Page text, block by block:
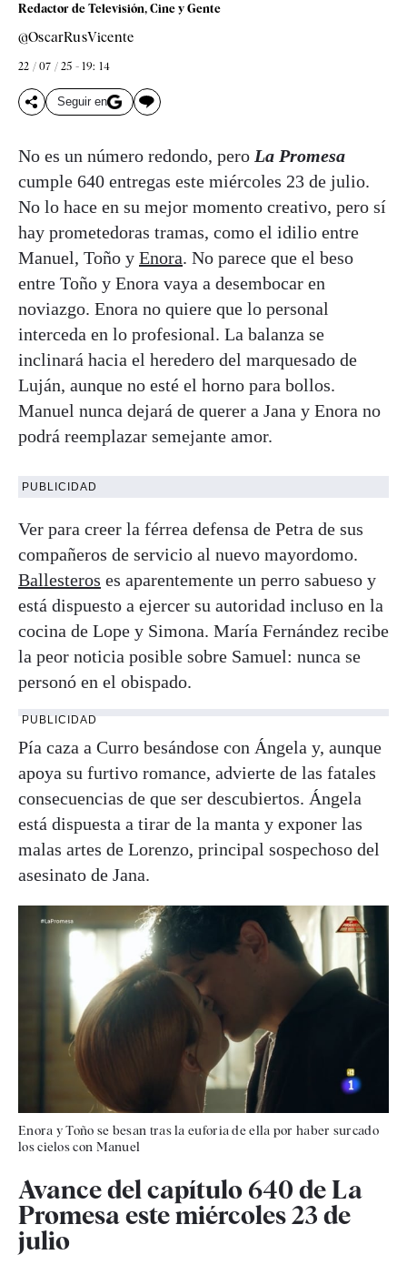
Redactor de Televisión, Cine y Gente
@OscarRusVicente
22 / 07 / 25 - 19: 14
Seguir en
No es un número redondo, pero La Promesa
cumple 640 entregas este miércoles 23 de julio.
No lo hace en su mejor momento creativo, pero sí
hay prometedoras tramas, como el idilio entre
Manuel, Toño y Enora. No parece que el beso
entre Toño y Enora vaya a desembocar en
noviazgo. Enora no quiere que lo personal
interceda en lo profesional. La balanza se
inclinará hacia el heredero del marquesado de
Luján, aunque no esté el horno para bollos.
Manuel nunca dejará de querer a Jana y Enora no
podrá reemplazar semejante amor.
PUBLICIDAD
Ver para creer la férrea defensa de Petra de sus
compañeros de servicio al nuevo mayordomo.
Ballesteros es aparentemente un perro sabueso y
está dispuesto a ejercer su autoridad incluso en la
cocina de Lope y Simona. María Fernández recibe
la peor noticia posible sobre Samuel: nunca se
personó en el obispado.
PUBLICIDAD
Pía caza a Curro besándose con Ángela y, aunque
apoya su furtivo romance, advierte de las fatales
consecuencias de que ser descubiertos. Ángela
está dispuesta a tirar de la manta y exponer las
malas artes de Lorenzo, principal sospechoso del
asesinato de Jana.
Enora y Toño se besan tras la euforia de ella por haber surcado
los cielos con Manuel
Avance del capítulo 640 de La
Promesa este miércoles 23 de
julio